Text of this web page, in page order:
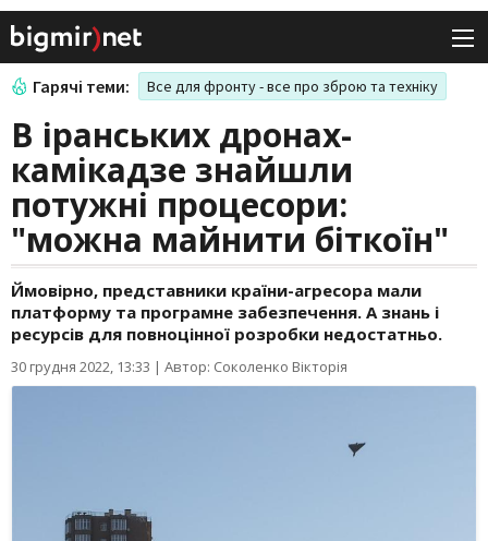
Гарячі теми: Все для фронту - все про зброю та техніку
В іранських дронах-
камікадзе знайшли
потужні процесори:
"можна майнити біткоїн"
Ймовірно, представники країни-агресора мали
платформу та програмне забезпечення. А знань і
ресурсів для повноцінної розробки недостатньо.
30 грудня 2022, 13:33 | Автор: Соколенко Вікторія